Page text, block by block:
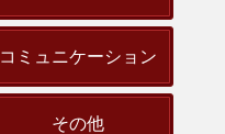
コミュニケーション
その他